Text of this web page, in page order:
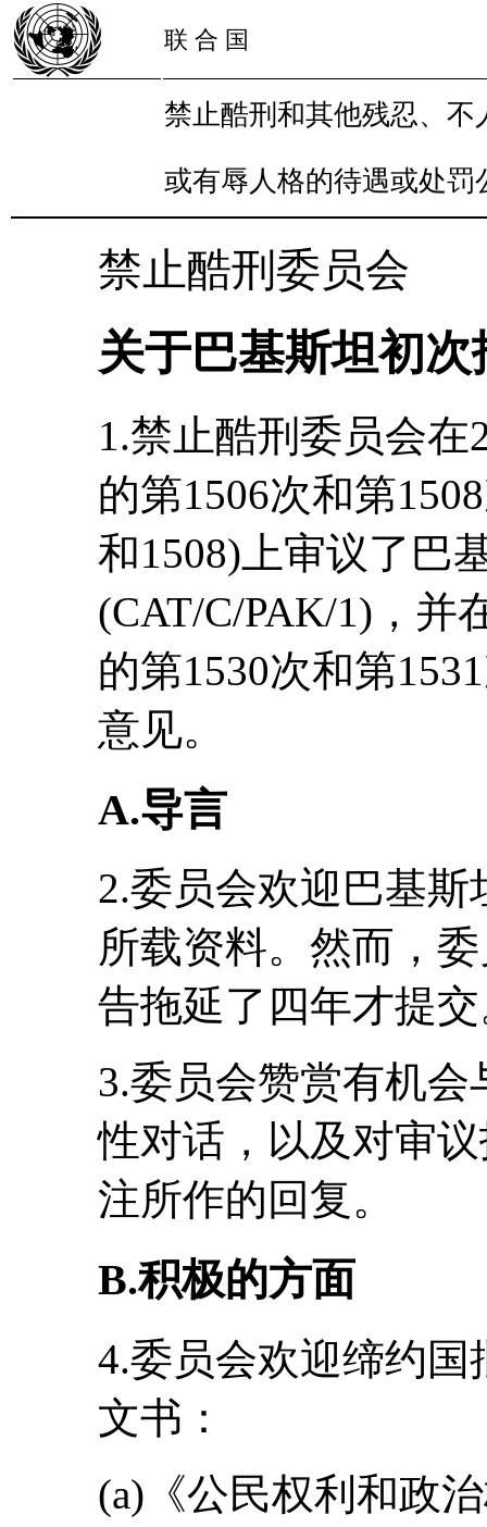
联 合 国
禁止酷刑和其他残忍、不
或有辱人格的待遇或处罚
禁止酷刑委员会
关于巴基斯坦初
1.禁止酷刑委员会在
的第1506次和第
和1508)上审议了巴
(CAT/C/PAK/1)，并
的第1530次和第
意见。
A.导言
2.委员会欢迎巴基
所载资料。然而，
告拖延了四年才提
3.委员会赞赏有机
性对话，以及对审
注所作的回复。
B.积极的方面
4.委员会欢迎缔约
文书：
(a)《公民权利和政